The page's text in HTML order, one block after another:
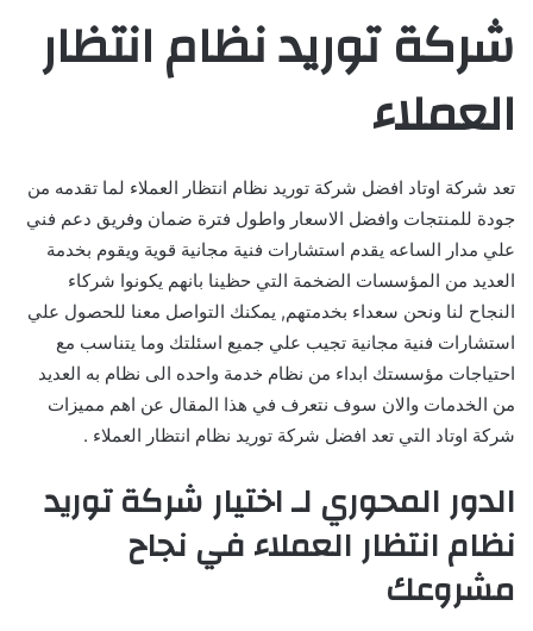
شركة توريد نظام انتظار
العملاء
تعد شركة اوتاد افضل شركة توريد نظام انتظار العملاء لما تقدمه من
جودة للمنتجات وافضل الاسعار واطول فترة ضمان وفريق دعم فني
علي مدار الساعه يقدم استشارات فنية مجانية قوية ويقوم بخدمة
العديد من المؤسسات الضخمة التي حظينا بانهم يكونوا شركاء
النجاح لنا ونحن سعداء بخدمتهم, يمكنك التواصل معنا للحصول علي
استشارات فنية مجانية تجيب علي جميع اسئلتك وما يتناسب مع
احتياجات مؤسستك ابداء من نظام خدمة واحده الى نظام به العديد
من الخدمات والان سوف نتعرف في هذا المقال عن اهم مميزات
شركة اوتاد التي تعد افضل شركة توريد نظام انتظار العملاء .
الدور المحوري لـ اختيار شركة توريد
نظام انتظار العملاء في نجاح
مشروعك